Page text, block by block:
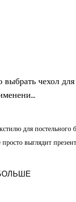
для матрасов
Это внешний
матрас, и он делает
БОЛЬШЕ